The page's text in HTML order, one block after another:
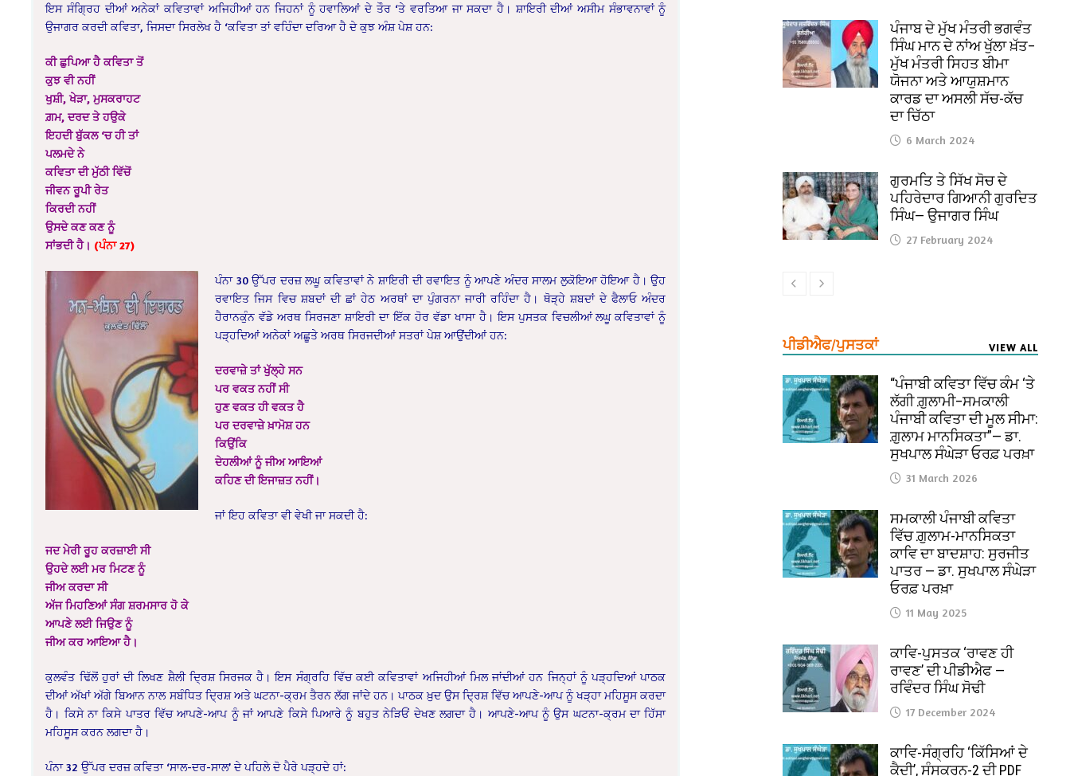
ਇਸ ਸੰਗ੍ਰਿਹ ਦੀਆਂ ਅਨੇਕਾਂ ਕਵਿਤਾਵਾਂ ਅਜਿਹੀਆਂ ਹਨ ਜਿਹਨਾਂ ਨੂੰ ਹਵਾਲਿਆਂ ਦੇ ਤੌਰ ‘ਤੇ ਵਰਤਿਆ ਜਾ ਸਕਦਾ ਹੈ। ਸ਼ਾਇਰੀ ਦੀਆਂ ਅਸੀਮ ਸੰਭਾਵਨਾਵਾਂ ਨੂੰ
ਉਜਾਗਰ ਕਰਦੀ ਕਵਿਤਾ, ਜਿਸਦਾ ਸਿਰਲੇਖ ਹੈ ‘ਕਵਿਤਾ ਤਾਂ ਵਹਿੰਦਾ ਦਰਿਆ ਹੈ ਦੇ ਕੁਝ ਅੰਸ਼ ਪੇਸ਼ ਹਨ:
ਕੀ ਛੁਪਿਆ ਹੈ ਕਵਿਤਾ ਤੋਂ
ਕੁਝ ਵੀ ਨਹੀਂ
ਖੁਸ਼ੀ, ਖੇੜਾ, ਮੁਸਕਰਾਹਟ
ਗ਼ਮ, ਦਰਦ ਤੇ ਹਉਕੇ
ਇਹਦੀ ਬੁੱਕਲ ‘ਚ ਹੀ ਤਾਂ
ਪਲਮਦੇ ਨੇ
ਕਵਿਤਾ ਦੀ ਮੁੱਠੀ ਵਿੱਚੋਂ
ਜੀਵਨ ਰੂਪੀ ਰੇਤ
ਕਿਰਦੀ ਨਹੀਂ
ਉਸਦੇ ਕਣ ਕਣ ਨੂੰ
ਸਾਂਭਦੀ ਹੈ। (ਪੰਨਾ 27)
ਪੰਨਾ 30 ਉੱਪਰ ਦਰਜ਼ ਲਘੂ ਕਵਿਤਾਵਾਂ ਨੇ ਸ਼ਾਇਰੀ ਦੀ ਰਵਾਇਤ ਨੂੰ ਆਪਣੇ ਅੰਦਰ ਸਾਲਮ ਲੁਕੋਇਆ ਹੋਇਆ ਹੈ। ਉਹ
ਰਵਾਇਤ ਜਿਸ ਵਿਚ ਸ਼ਬਦਾਂ ਦੀ ਛਾਂ ਹੇਠ ਅਰਥਾਂ ਦਾ ਪੁੰਗਰਨਾ ਜਾਰੀ ਰਹਿੰਦਾ ਹੈ। ਥੋੜ੍ਹੇ ਸ਼ਬਦਾਂ ਦੇ ਫੈਲਾਓ ਅੰਦਰ
ਹੈਰਾਨਕੁੰਨ ਵੱਡੇ ਅਰਥ ਸਿਰਜਣਾ ਸ਼ਾਇਰੀ ਦਾ ਇੱਕ ਹੋਰ ਵੱਡਾ ਖਾਸਾ ਹੈ। ਇਸ ਪੁਸਤਕ ਵਿਚਲੀਆਂ ਲਘੂ ਕਵਿਤਾਵਾਂ ਨੂੰ
ਪੜ੍ਹਦਿਆਂ ਅਨੇਕਾਂ ਅਛੂਤੇ ਅਰਥ ਸਿਰਜਦੀਆਂ ਸਤਰਾਂ ਪੇਸ਼ ਆਉਂਦੀਆਂ ਹਨ:
ਦਰਵਾਜ਼ੇ ਤਾਂ ਖੁੱਲ੍ਹੇ ਸਨ
ਪਰ ਵਕਤ ਨਹੀਂ ਸੀ
ਹੁਣ ਵਕਤ ਹੀ ਵਕਤ ਹੈ
ਪਰ ਦਰਵਾਜ਼ੇ ਖ਼ਾਮੋਸ਼ ਹਨ
ਕਿਉਂਕਿ
ਦੇਹਲੀਆਂ ਨੂੰ ਜੀਅ ਆਇਆਂ
ਕਹਿਣ ਦੀ ਇਜਾਜ਼ਤ ਨਹੀਂ।
ਜਾਂ ਇਹ ਕਵਿਤਾ ਵੀ ਵੇਖੀ ਜਾ ਸਕਦੀ ਹੈ:
ਜਦ ਮੇਰੀ ਰੂਹ ਕਰਜ਼ਾਈ ਸੀ
ਉਹਦੇ ਲਈ ਮਰ ਮਿਟਣ ਨੂੰ
ਜੀਅ ਕਰਦਾ ਸੀ
ਅੱਜ ਮਿਹਣਿਆਂ ਸੰਗ ਸ਼ਰਮਸਾਰ ਹੋ ਕੇ
ਆਪਣੇ ਲਈ ਜਿਉਣ ਨੂੰ
ਜੀਅ ਕਰ ਆਇਆ ਹੈ।
ਕੁਲਵੰਤ ਢਿੱਲੋਂ ਹੁਰਾਂ ਦੀ ਲਿਖਣ ਸ਼ੈਲੀ ਦ੍ਰਿਸ਼ ਸਿਰਜਕ ਹੈ। ਇਸ ਸੰਗ੍ਰਹਿ ਵਿੱਚ ਕਈ ਕਵਿਤਾਵਾਂ ਅਜਿਹੀਆਂ ਮਿਲ ਜਾਂਦੀਆਂ ਹਨ ਜਿਨ੍ਹਾਂ ਨੂੰ ਪੜ੍ਹਦਿਆਂ ਪਾਠਕ
ਦੀਆਂ ਅੱਖਾਂ ਅੱਗੇ ਬਿਆਨ ਨਾਲ ਸਬੰਧਿਤ ਦ੍ਰਿਸ਼ ਅਤੇ ਘਟਨਾ-ਕ੍ਰਮ ਤੈਰਨ ਲੱਗ ਜਾਂਦੇ ਹਨ। ਪਾਠਕ ਖ਼ੁਦ ਉਸ ਦ੍ਰਿਸ਼ ਵਿੱਚ ਆਪਣੇ-ਆਪ ਨੂੰ ਖੜ੍ਹਾ ਮਹਿਸੂਸ ਕਰਦਾ
ਹੈ। ਕਿਸੇ ਨਾ ਕਿਸੇ ਪਾਤਰ ਵਿੱਚ ਆਪਣੇ-ਆਪ ਨੂੰ ਜਾਂ ਆਪਣੇ ਕਿਸੇ ਪਿਆਰੇ ਨੂੰ ਬਹੁਤ ਨੇੜਿਓਂ ਦੇਖਣ ਲਗਦਾ ਹੈ। ਆਪਣੇ-ਆਪ ਨੂੰ ਉਸ ਘਟਨਾ-ਕ੍ਰਮ ਦਾ ਹਿੱਸਾ
ਮਹਿਸੂਸ ਕਰਨ ਲਗਦਾ ਹੈ।
ਪੰਨਾ 32 ਉੱਪਰ ਦਰਜ਼ ਕਵਿਤਾ ‘ਸਾਲ-ਦਰ-ਸਾਲ’ ਦੇ ਪਹਿਲੇ ਦੋ ਪੈਰੇ ਪੜ੍ਹਦੇ ਹਾਂ:
ਪੰਜਾਬ ਦੇ ਮੁੱਖ ਮੰਤਰੀ ਭਗਵੰਤ
ਸਿੰਘ ਮਾਨ ਦੇ ਨਾਂਅ ਖੁੱਲਾ ਖ਼ੱਤ–
ਮੁੱਖ ਮੰਤਰੀ ਸਿਹਤ ਬੀਮਾ
ਯੋਜਨਾ ਅਤੇ ਆਯੁਸ਼ਮਾਨ
ਕਾਰਡ ਦਾ ਅਸਲੀ ਸੱਚ-ਕੱਚ
ਦਾ ਚਿੱਠਾ
6 March 2024
ਗੁਰਮਤਿ ਤੇ ਸਿੱਖ ਸੋਚ ਦੇ
ਪਹਿਰੇਦਾਰ ਗਿਆਨੀ ਗੁਰਦਿਤ
ਸਿੰਘ— ਉਜਾਗਰ ਸਿੰਘ
27 February 2024
ਪੀਡੀਐਫ/ਪੁਸਤਕਾਂ VIEW ALL
“ਪੰਜਾਬੀ ਕਵਿਤਾ ਵਿੱਚ ਕੰਮ ‘ਤੇ
ਲੱਗੀ ਗ਼ੁਲਾਮੀ–ਸਮਕਾਲੀ
ਪੰਜਾਬੀ ਕਵਿਤਾ ਦੀ ਮੂਲ ਸੀਮਾ:
ਗ਼ੁਲਾਮ ਮਾਨਸਿਕਤਾ”— ਡਾ.
ਸੁਖਪਾਲ ਸੰਘੇੜਾ ਓਰਫ਼ ਪਰਖ਼ਾ
31 March 2026
ਸਮਕਾਲੀ ਪੰਜਾਬੀ ਕਵਿਤਾ
ਵਿੱਚ ਗ਼ੁਲਾਮ-ਮਾਨਸਿਕਤਾ
ਕਾਵਿ ਦਾ ਬਾਦਸ਼ਾਹ: ਸੁਰਜੀਤ
ਪਾਤਰ — ਡਾ. ਸੁਖਪਾਲ ਸੰਘੇੜਾ
ਓਰਫ਼ ਪਰਖ਼ਾ
11 May 2025
ਕਾਵਿ-ਪੁਸਤਕ ‘ਰਾਵਣ ਹੀ
ਰਾਵਣ’ ਦੀ ਪੀਡੀਐਫ —
ਰਵਿੰਦਰ ਸਿੰਘ ਸੋਢੀ
17 December 2024
ਕਾਵਿ-ਸੰਗ੍ਰਹਿ ‘ਕਿੱਸਿਆਂ ਦੇ
ਕੈਦੀ’, ਸੰਸਕਰਨ-2 ਦੀ PDF